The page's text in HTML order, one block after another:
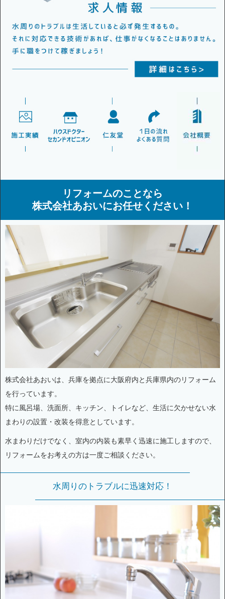
リフォームのことなら
株式会社あおいにお任せください！
株式会社あおいは、兵庫を拠点に大阪府内と兵庫県内のリフォーム
を行っています。
特に風呂場、洗面所、キッチン、トイレなど、生活に欠かせない水
まわりの設置・改装を得意としています。
水まわりだけでなく、室内の内装も素早く迅速に施工しますので、
リフォームをお考えの方は一度ご相談ください。
水周りのトラブルに迅速対応！